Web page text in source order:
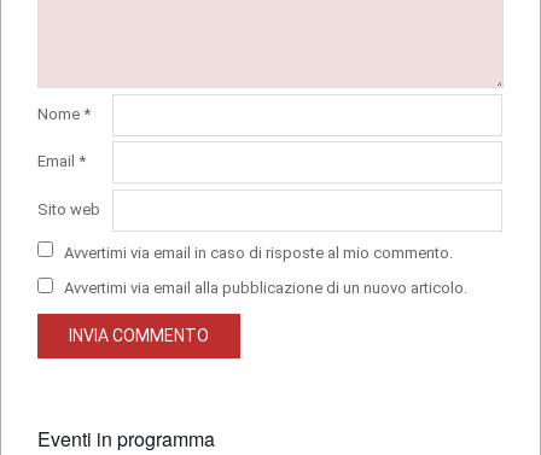
Nome *
Email *
Sito web
Avvertimi via email in caso di risposte al mio commento.
Avvertimi via email alla pubblicazione di un nuovo articolo.
Eventi in programma